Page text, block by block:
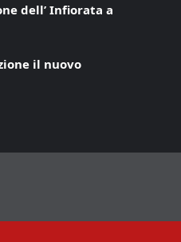
dell’ Infiorata a
il nuovo